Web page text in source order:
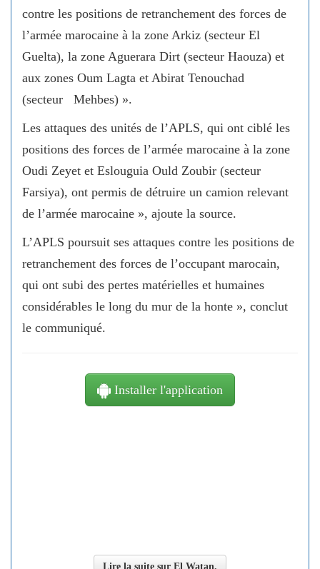
contre les positions de retranchement des forces de
l’armée marocaine à la zone Arkiz (secteur El
Guelta), la zone Aguerara Dirt (secteur Haouza) et
aux zones Oum Lagta et Abirat Tenouchad
(secteur Mehbes) ».
Les attaques des unités de l’APLS, qui ont ciblé les
positions des forces de l’armée marocaine à la zone
Oudi Zeyet et Eslouguia Ould Zoubir (secteur
Farsiya), ont permis de détruire un camion relevant
de l’armée marocaine », ajoute la source.
L’APLS poursuit ses attaques contre les positions de
retranchement des forces de l’occupant marocain,
qui ont subi des pertes matérielles et humaines
considérables le long du mur de la honte », conclut
le communiqué.
Installer l'application
Lire la suite sur El Watan.